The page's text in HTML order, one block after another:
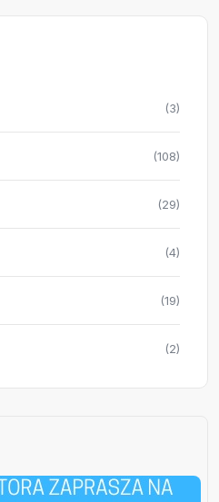
(3)
(108)
(29)
(4)
(19)
(2)